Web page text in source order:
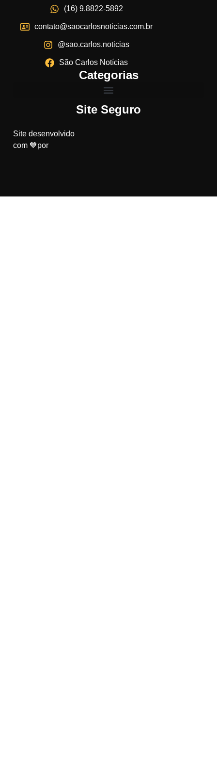
(16) 9.8822-5892
contato@saocarlosnoticias.com.br
@sao.carlos.noticias
São Carlos Notícias
Categorias
Site Seguro
Site desenvolvido
com 💙por